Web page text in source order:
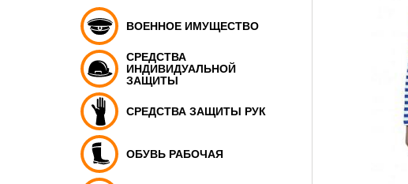
ВОЕННОЕ ИМУЩЕСТВО
СРЕДСТВА
ИНДИВИДУАЛЬНОЙ
ЗАЩИТЫ
СРЕДСТВА ЗАЩИТЫ РУК
ОБУВЬ РАБОЧАЯ